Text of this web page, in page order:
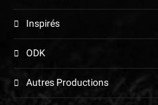
Inspirés
ODK
Autres Productions